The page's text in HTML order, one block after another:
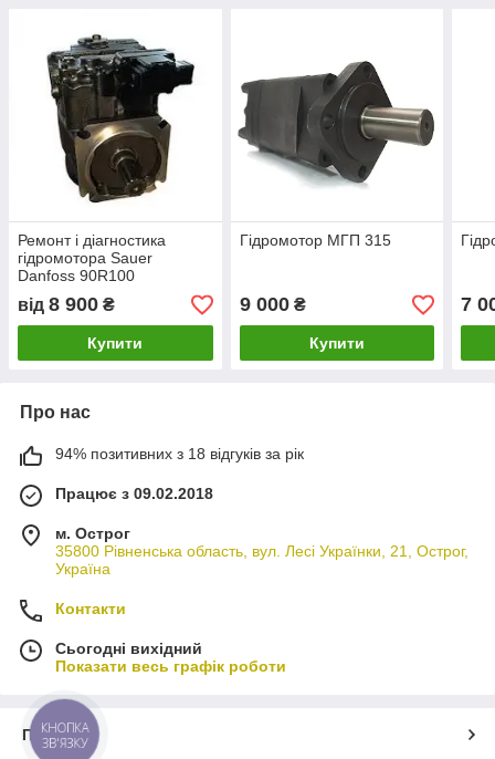
Ремонт і діагностика
гідромотора Sauer
Danfoss 90R100
від 8 900 ₴
Купити
Гідромотор МГП 315
9 000₴
Купити
7
Про нас
94% позитивних з 18 відгуків за рік
Працює з 09.02.2018
м. Острог
35800 Рівненська область, вул. Лесі Українки, 21, Острог,
Україна
Контакти
Сьогодні вихідний
Показати весь графік роботи
Про нас
КНОПКА
ЗВ'ЯЗКУ